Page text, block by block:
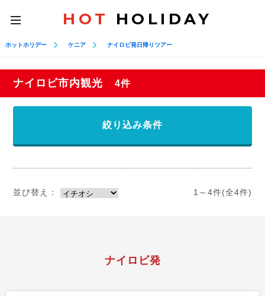
toggle
navigation
HOT HOLIDAY
ホットホリデー ケニア ナイロビ発日帰りツアー
ナイロビ市内観光 4件
絞り込み条件
並び替え： 1～4件(全4件)
ナイロビ発